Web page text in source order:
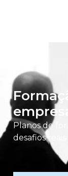
Planos de
desafios reais